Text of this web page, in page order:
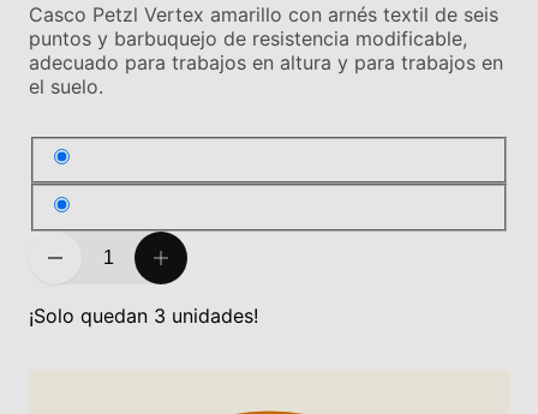
Casco Petzl Vertex amarillo con arnés textil de seis
puntos y barbuquejo de resistencia modificable,
adecuado para trabajos en altura y para trabajos en
el suelo.
¡Solo quedan 3 unidades!